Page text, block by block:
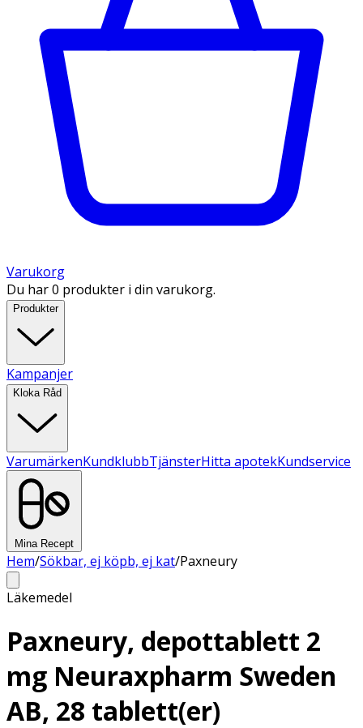
Varukorg
Du har 0 produkter i din varukorg.
Produkter
Kampanjer
Kloka Råd
VarumärkenKundklubbTjänsterHitta apotekKundservice
Mina Recept
Hem/Sökbar, ej köpb, ej kat/Paxneury
Läkemedel
Paxneury, depottablett 2
mg Neuraxpharm Sweden
AB, 28 tablett(er)